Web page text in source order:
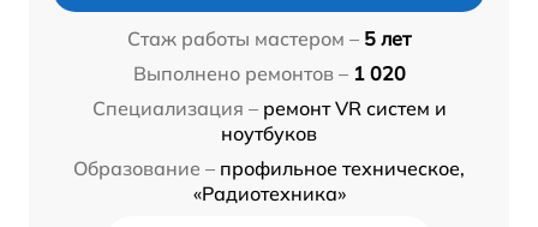
Стаж работы мастером – 5 лет
Выполнено ремонтов – 1 020
Специализация – ремонт VR систем и
ноутбуков
Образование – профильное техническое,
«Радиотехника»